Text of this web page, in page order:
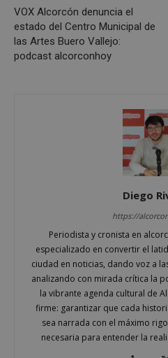
VOX Alcorcón denuncia el
estado del Centro Municipal de
las Artes Buero Vallejo:
podcast alcorconhoy
Diego
https://
Periodista y cronista en
especializado en convertir el
ciudad en noticias, dando voz a
analizando con mirada crítica la
la vibrante agenda cultural de
firme: garantizar que cada
sea narrada con el máximo
necesaria para entender la